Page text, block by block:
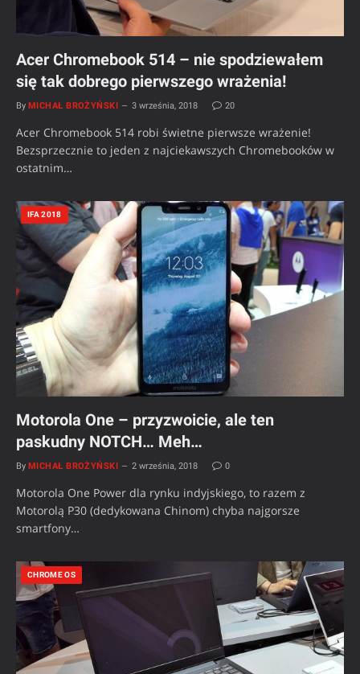
Acer Chromebook 514 – nie spodziewałem
się tak dobrego pierwszego wrażenia!
By MICHAŁ BROŻYŃSKI 3 września, 2018 20
Acer Chromebook 514 robi świetne pierwsze wrażenie!
Bezsprzecznie to jeden z najciekawszych Chromebooków w
ostatnim…
IFA 2018
Motorola One – przyzwoicie, ale ten
paskudny NOTCH… Meh…
By MICHAŁ BROŻYŃSKI 2 września, 2018 0
Motorola One Power dla rynku indyjskiego, to razem z
Motorolą P30 (dedykowana Chinom) chyba najgorsze
smartfony…
CHROME OS